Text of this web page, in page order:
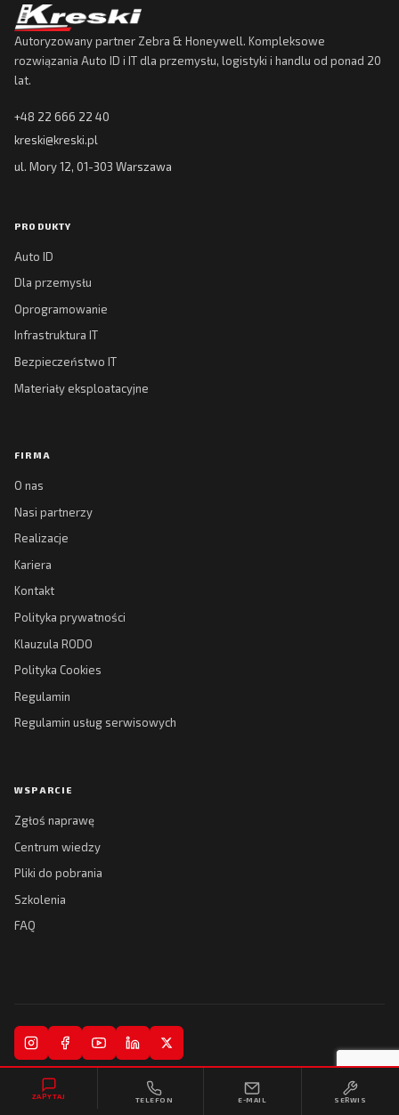
ZAPYTAJ TELEFON E-MAIL SERWIS
Autoryzowany partner Zebra & Honeywell. Kompleksowe
rozwiązania Auto ID i IT dla przemysłu, logistyki i handlu od ponad 20
lat.
+48 22 666 22 40
kreski@kreski.pl
ul. Mory 12, 01-303 Warszawa
PRODUKTY
Auto ID
Dla przemysłu
Oprogramowanie
Infrastruktura IT
Bezpieczeństwo IT
Materiały eksploatacyjne
FIRMA
O nas
Nasi partnerzy
Realizacje
Kariera
Kontakt
Polityka prywatności
Klauzula RODO
Polityka Cookies
Regulamin
Regulamin usług serwisowych
WSPARCIE
Zgłoś naprawę
Centrum wiedzy
Pliki do pobrania
Szkolenia
FAQ
© 2026 Kreski Spółka Jawna. Wszelkie prawa zastrzeżone.
Polityka prywatności